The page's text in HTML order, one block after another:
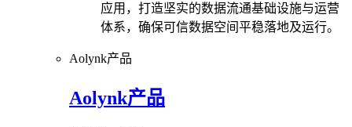
应用，打造坚实的数据流通基础设施与运营
体系，确保可信数据空间平稳落地及运行。
Aolynk产品
Aolynk产品